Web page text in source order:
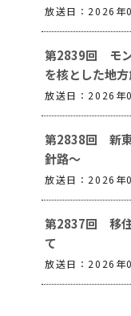
放送日：2026年
第2839回 モ
を核とした地
放送日：2026年
第2838回 新東
針路～
放送日：2026年
第2837回 移住
て
放送日：2026年